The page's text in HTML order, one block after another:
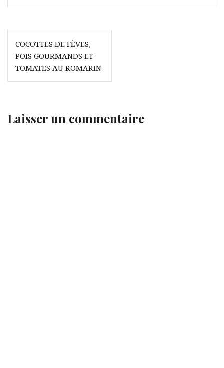
Navigation
de
l’article
COCOTTES DE FÈVES,
POIS GOURMANDS ET
TOMATES AU ROMARIN
Laisser un commentaire